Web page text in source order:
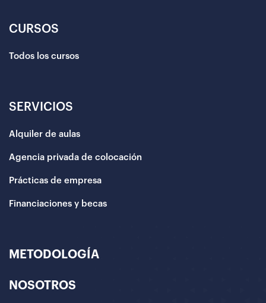
CURSOS
Todos los cursos
SERVICIOS
Alquiler de aulas
Agencia privada de colocación
Prácticas de empresa
Financiaciones y becas
METODOLOGÍA
NOSOTROS